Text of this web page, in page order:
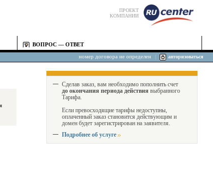
ПРОЕКТ
КОМПАНИИ
ВОПРОС — ОТВЕТ
номер договора не определен авторизоваться
Сделав заказ, вам необходимо пополнить счет
до окончания периода действия выбранного
Тарифа.
Если превосходящие тарифы недоступны,
оплаченный заказ становится действующим и
домен будет зарегистрирован на заявителя.
Подробнее об услуге